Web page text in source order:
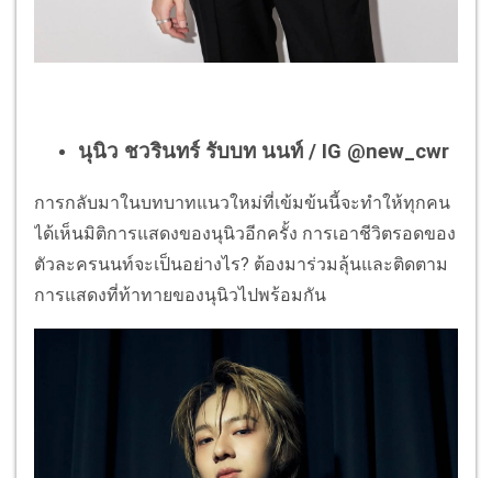
นุนิว ชวรินทร์ รับบท นนท์ / IG @new_cwr
การกลับมาในบทบาทแนวใหม่ที่เข้มข้นนี้จะทำให้ทุกคน
ได้เห็นมิติการแสดงของนุนิวอีกครั้ง การเอาชีวิตรอดของ
ตัวละครนนท์จะเป็นอย่างไร? ต้องมาร่วมลุ้นและติดตาม
การแสดงที่ท้าทายของนุนิวไปพร้อมกัน